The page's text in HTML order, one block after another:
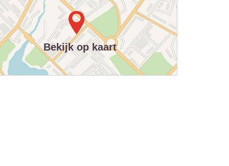
Bekijk op kaart